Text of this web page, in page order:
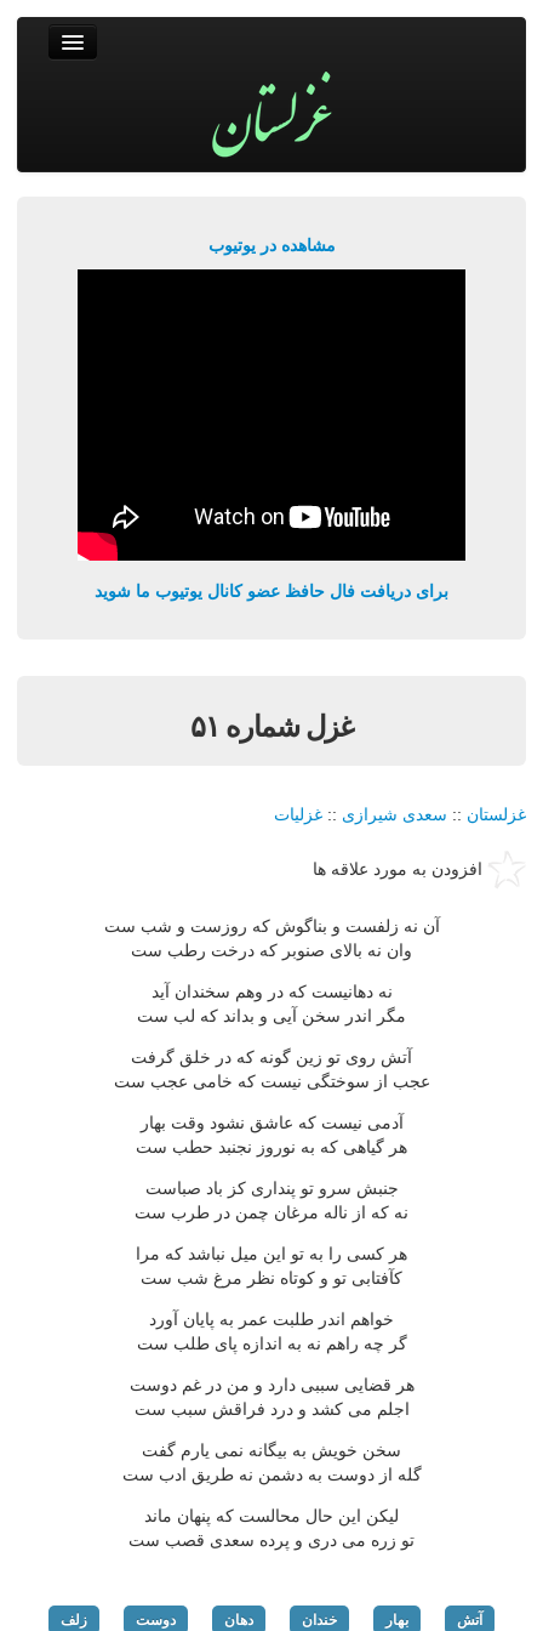
مشاهده در یوتیوب
برای دریافت فال حافظ عضو کانال یوتیوب ما شوید
غزل شماره ۵۱
غزلستان :: سعدی شیرازی :: غزلیات
افزودن به مورد علاقه ها
آن نه زلفست و بناگوش که روزست و شب ست
وان نه بالای صنوبر که درخت رطب ست
نه دهانیست که در وهم سخندان آید
مگر اندر سخن آیی و بداند که لب ست
آتش روی تو زین گونه که در خلق گرفت
عجب از سوختگی نیست که خامی عجب ست
آدمی نیست که عاشق نشود وقت بهار
هر گیاهی که به نوروز نجنبد حطب ست
جنبش سرو تو پنداری کز باد صباست
نه که از ناله مرغان چمن در طرب ست
هر کسی را به تو این میل نباشد که مرا
کآفتابی تو و کوتاه نظر مرغ شب ست
خواهم اندر طلبت عمر به پایان آورد
گر چه راهم نه به اندازه پای طلب ست
هر قضایی سببی دارد و من در غم دوست
اجلم می کشد و درد فراقش سبب ست
سخن خویش به بیگانه نمی یارم گفت
گله از دوست به دشمن نه طریق ادب ست
لیکن این حال محالست که پنهان ماند
تو زره می دری و پرده سعدی قصب ست
آتش بهار خندان دهان دوست زلف